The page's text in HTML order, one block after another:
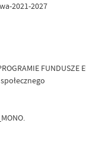
2021-2027